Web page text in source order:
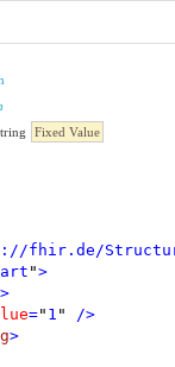
Fixed Value
fhir.de/
art ">
>
=" 1 "
/>
>